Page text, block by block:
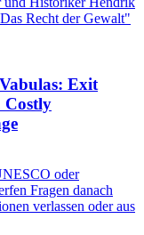
Recht der Gewalt"
Exit
Costly
oder
Fragen danach
verlassen oder aus